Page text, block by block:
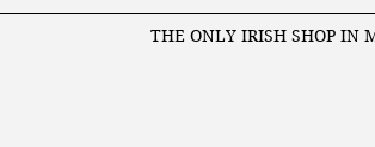
THE ONLY IRISH SHOP IN